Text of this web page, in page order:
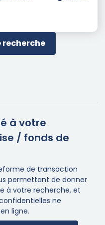
recherche
à votre
/ fonds de
de transaction
permettant de donner
à votre recherche, et
ne
ligne.